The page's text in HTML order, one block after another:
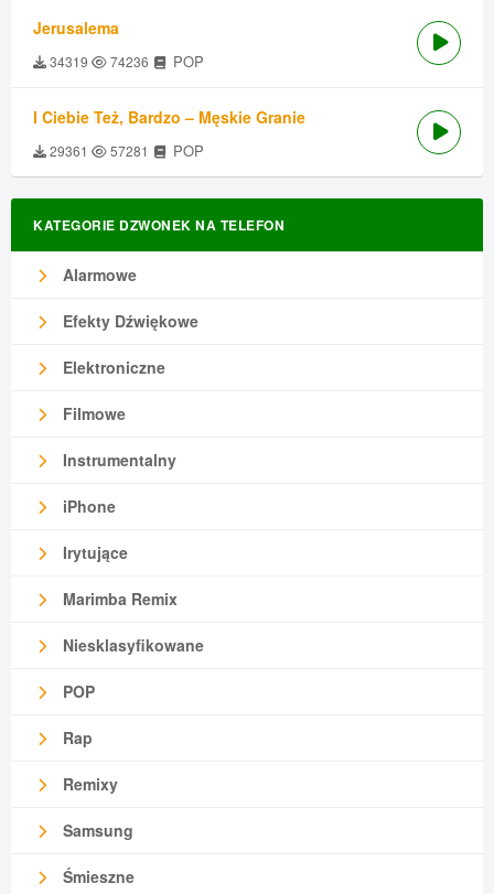
Jerusalema
34319 74236 POP
I Ciebie Też, Bardzo – Męskie Granie
29361 57281 POP
KATEGORIE DZWONEK NA TELEFON
Alarmowe
Efekty Dźwiękowe
Elektroniczne
Filmowe
Instrumentalny
iPhone
Irytujące
Marimba Remix
Niesklasyfikowane
POP
Rap
Remixy
Samsung
Śmieszne